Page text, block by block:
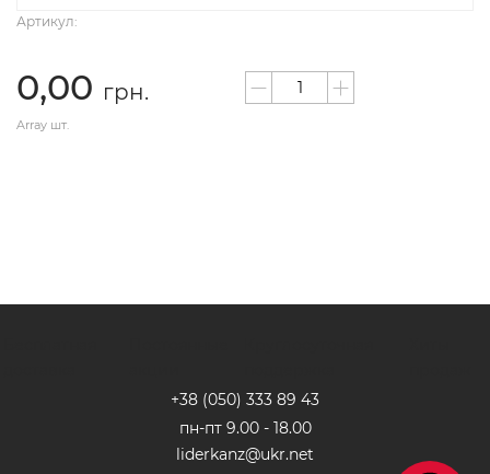
Артикул:
0,00 грн.
Array шт.
+38 (050) 333 89 43
пн-пт 9.00 - 18.00
liderkanz@ukr.net